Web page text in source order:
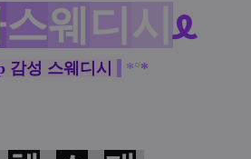
스웨 디 시ᦸ
감성 스웨디시 *°*